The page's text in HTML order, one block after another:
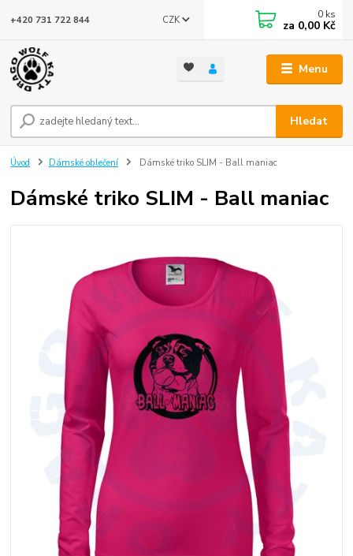
Menu
CZK
Hledat
+420 731 722 844 0 ks
za 0,00 Kč
Úvod Dámské oblečení Dámské triko SLIM - Ball maniac
Dámské triko SLIM - Ball maniac